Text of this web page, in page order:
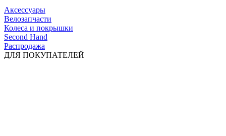
Аксессуары
Велозапчасти
Колеса и покрышки
Second Hand
Распродажа
ДЛЯ ПОКУПАТЕЛЕЙ